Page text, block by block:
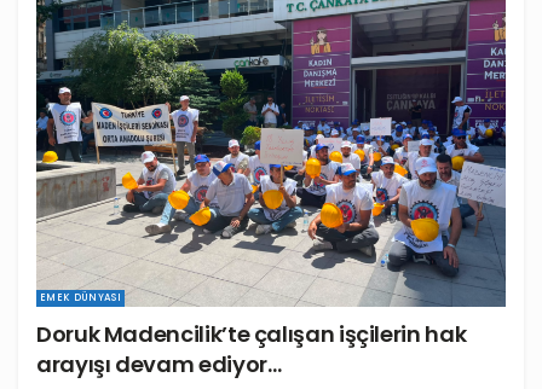
EMEK DÜNYASI
Doruk Madencilik’te çalışan işçilerin hak
arayışı devam ediyor…